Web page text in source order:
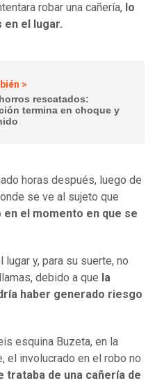
robar una cañería, lo
en el lugar.
>
rescatados:
termina en choque y
horas después, luego de
se ve al sujeto que
en el momento en que se
y, para su suerte, no
debido a que la
haber generado riesgo
esquina Buzeta, en la
el involucrado en el robo no
trataba de una cañería de